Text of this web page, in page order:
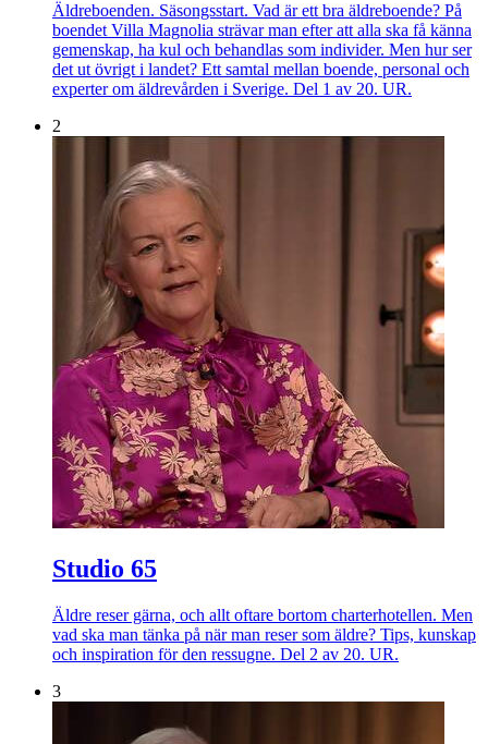
Äldreboenden. Säsongsstart. Vad är ett bra äldreboende? På
boendet Villa Magnolia strävar man efter att alla ska få känna
gemenskap, ha kul och behandlas som individer. Men hur ser
det ut övrigt i landet? Ett samtal mellan boende, personal och
experter om äldrevården i Sverige. Del 1 av 20. UR.
2
Studio 65
Äldre reser gärna, och allt oftare bortom charterhotellen. Men
vad ska man tänka på när man reser som äldre? Tips, kunskap
och inspiration för den ressugne. Del 2 av 20. UR.
3